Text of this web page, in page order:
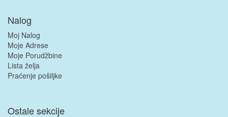
Nalog
Moj Nalog
Moje Adrese
Moje Porudžbine
Lista želja
Praćenje pošiljke
Ostale sekcije